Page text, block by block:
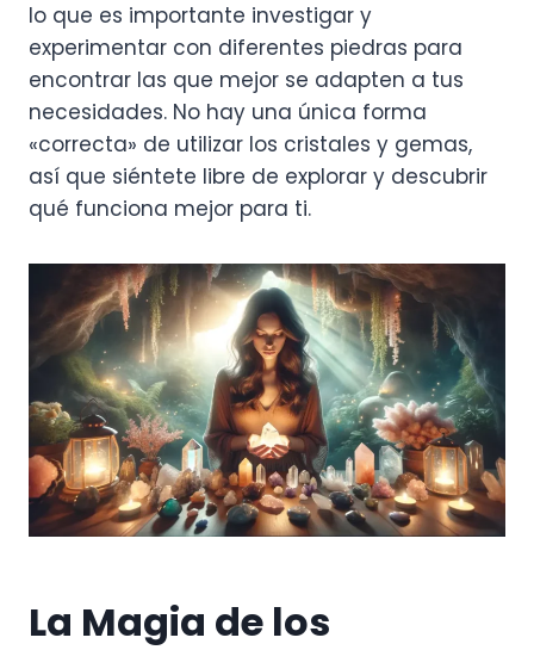
lo que es importante investigar y
experimentar con diferentes piedras para
encontrar las que mejor se adapten a tus
necesidades. No hay una única forma
«correcta» de utilizar los cristales y gemas,
así que siéntete libre de explorar y descubrir
qué funciona mejor para ti.
La Magia de los